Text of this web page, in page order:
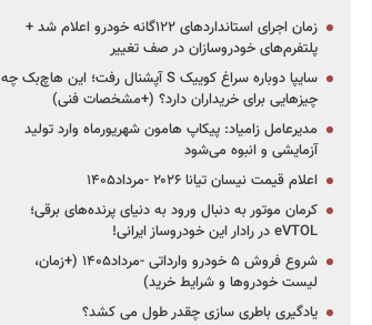
زمان اجرای استانداردهای ۱۲۲گانه خودرو اعلام شد +
پلتفرم‌های خودروسازان در صف تغییر
سایپا دوباره سراغ کوییک S آپشنال رفت؛ این هاچ‌بک چه
چیزهایی برای خریداران دارد؟ (+مشخصات فنی)
مدیرعامل زامیاد: پیکاپ هامون شهریورماه وارد تولید
آزمایشی و انبوه می‌شود
اعلام قیمت نیسان تیانا ۲۰۲۶ -مرداد۱۴۰۵
کرمان موتور به دنبال ورود به دنیای پرنده‌های برقی؛
eVTOL در رادار این خودروساز ایرانی!
شروع فروش ۵ خودرو وارداتی -مرداد۱۴۰۵ (+زمان،
لیست خودروها و شرایط خرید)
یادگیری باطری سازی چقدر طول می کشد؟